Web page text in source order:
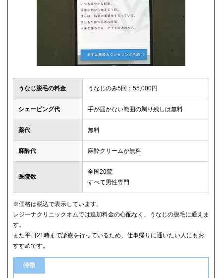
うなじ脱毛の料金 うなじのみ5回：55,000円
シェービング代 手が届かない範囲の剃り残しは無料
薬代 無料
麻酔代 麻酔クリームが無料
医院数
全国20院
すべて男性専門
※価格は税込で表示しています。
レジーナクリニックオムでは追加料金の心配なく、うなじの脱毛に通えま
す。
また平日21時まで診療を行っているため、仕事帰りに通いたい人にもお
すすめです。
特徴